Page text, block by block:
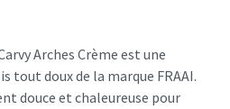
Arches Crème est une
tout doux de la marque FRAAI.
douce et chaleureuse pour